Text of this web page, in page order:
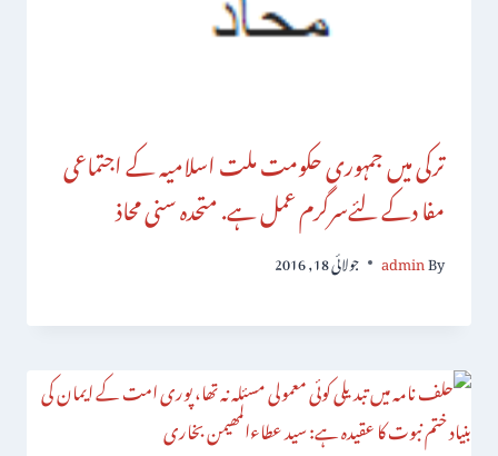
ترکی میں جمہوری حکومت ملت اسلامیہ کے اجتماعی
مفا دکے لئےسرگرم عمل ہے. متحدہ سنی محاذ
By
admin جولائی 18, 2016